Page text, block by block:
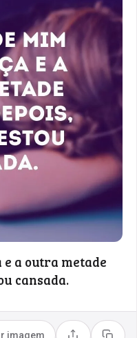
a outra metade
cansada.
imagem